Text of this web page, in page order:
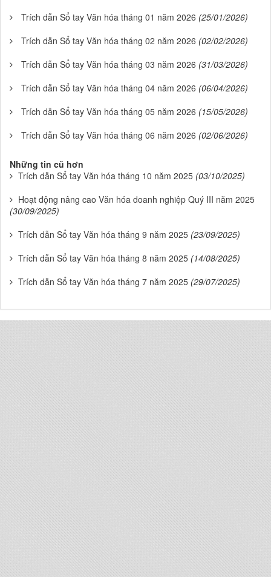
Trích dẫn Sổ tay Văn hóa tháng 01 năm 2026 (25/01/2026)
Trích dẫn Sổ tay Văn hóa tháng 02 năm 2026 (02/02/2026)
Trích dẫn Sổ tay Văn hóa tháng 03 năm 2026 (31/03/2026)
Trích dẫn Sổ tay Văn hóa tháng 04 năm 2026 (06/04/2026)
Trích dẫn Sổ tay Văn hóa tháng 05 năm 2026 (15/05/2026)
Trích dẫn Sổ tay Văn hóa tháng 06 năm 2026 (02/06/2026)
Những tin cũ hơn
Trích dẫn Sổ tay Văn hóa tháng 10 năm 2025 (03/10/2025)
Hoạt động nâng cao Văn hóa doanh nghiệp Quý III năm 2025
(30/09/2025)
Trích dẫn Sổ tay Văn hóa tháng 9 năm 2025 (23/09/2025)
Trích dẫn Sổ tay Văn hóa tháng 8 năm 2025 (14/08/2025)
Trích dẫn Sổ tay Văn hóa tháng 7 năm 2025 (29/07/2025)